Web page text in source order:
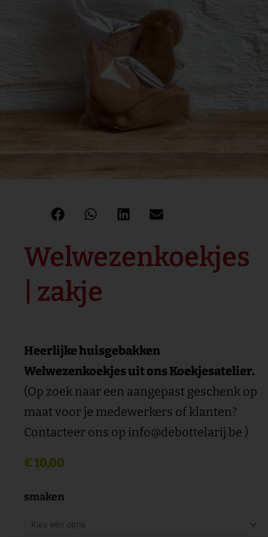
Welwezenkoekjes
| zakje
Heerlijke huisgebakken
Welwezenkoekjes uit ons Koekjesatelier.
(Op zoek naar een aangepast geschenk op
maat voor je medewerkers of klanten?
Contacteer ons op info@debottelarij.be )
€10,00
smaken